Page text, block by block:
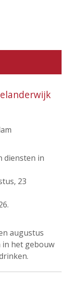
diensten in
23
augustus
het gebouw